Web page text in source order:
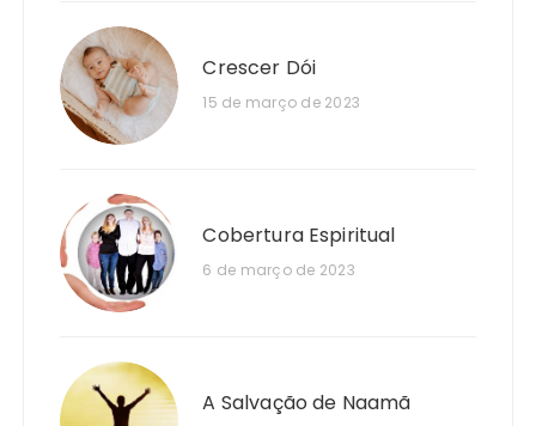
Crescer Dói
15 de março de 2023
Cobertura Espiritual
6 de março de 2023
A Salvação de Naamã